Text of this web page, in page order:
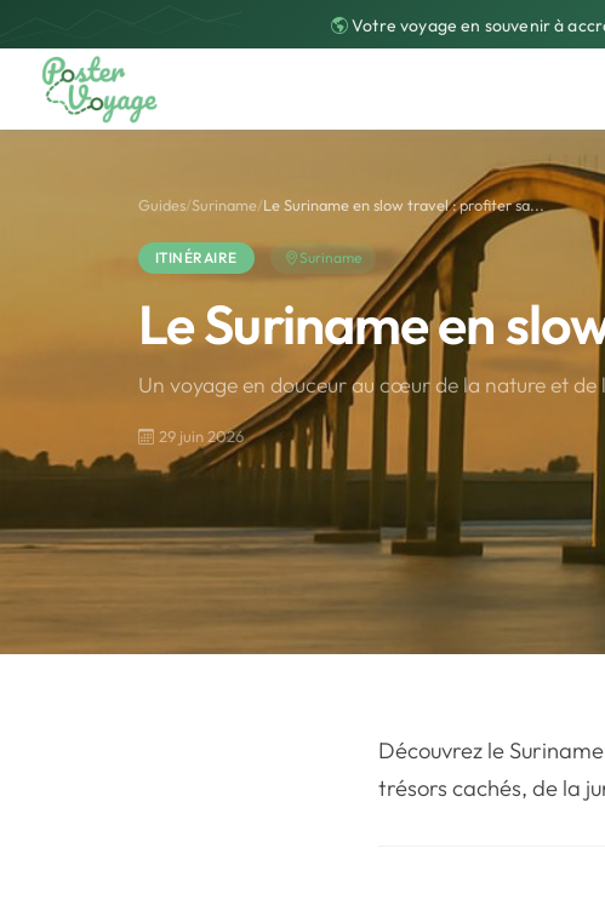
Votre voyage en souvenir à
Guides/Suriname/Le Suriname en slow travel : profiter sa...
ITINÉRAIRE Suriname
Le Suriname en
Un voyage en douceur au cœur de la nature et de
29 juin 2026
Découvrez le
trésors cachés, de la